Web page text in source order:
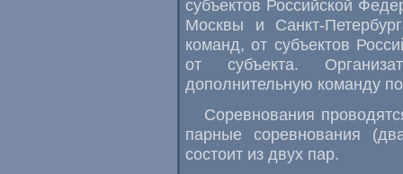
субъектов Российской
Москвы и Санкт-
команд, от субъектов
от субъекта.
дополнительную команду
Соревнования
парные соревнования
состоит из двух пар.